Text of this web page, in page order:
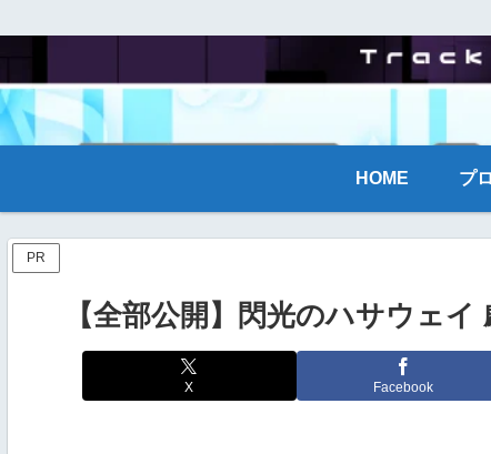
HOME プ
PR
【全部公開】閃光のハサウェ
X Facebook